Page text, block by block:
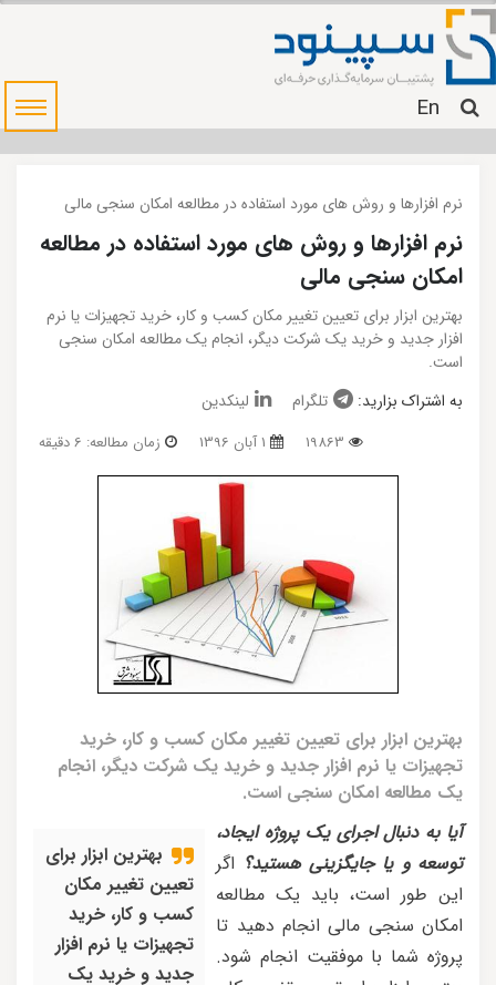
En
نرم افزارها و روش های مورد استفاده در مطالعه امکان سنجی مالی
نرم افزارها و روش های مورد استفاده در مطالعه
امکان سنجی مالی
بهترین ابزار برای تعیین تغییر مکان کسب و کار، خرید تجهیزات یا نرم
افزار جدید و خرید یک شرکت دیگر، انجام یک مطالعه امکان سنجی
است.
به اشتراک بزارید:
تلگرام لینکدین
زمان مطالعه: 6 دقیقه
بهترین ابزار برای تعیین تغییر مکان کسب و کار، خرید
تجهیزات یا نرم افزار جدید و خرید یک شرکت دیگر، انجام
یک مطالعه امکان سنجی است.
بهترین ابزار برای
تعیین تغییر مکان
کسب و کار، خرید
تجهیزات یا نرم افزار
جدید و خرید یک
آیا به دنبال اجرای یک پروژه ایجاد،
توسعه و یا جایگزینی هستید؟ اگر
این طور است، باید یک مطالعه
امکان سنجی مالی انجام دهید تا
پروژه شما با موفقیت انجام شود.